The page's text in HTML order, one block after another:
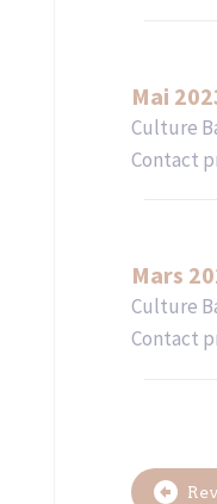
Mai
Culture
Contact
Mars
Culture
Contact
